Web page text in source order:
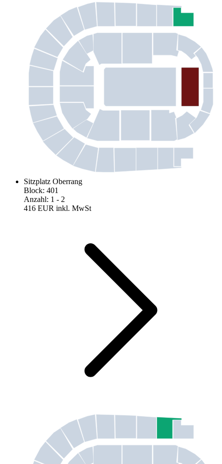
Sitzplatz Oberrang
Block: 401
Anzahl: 1 - 2
416 EUR inkl. MwSt